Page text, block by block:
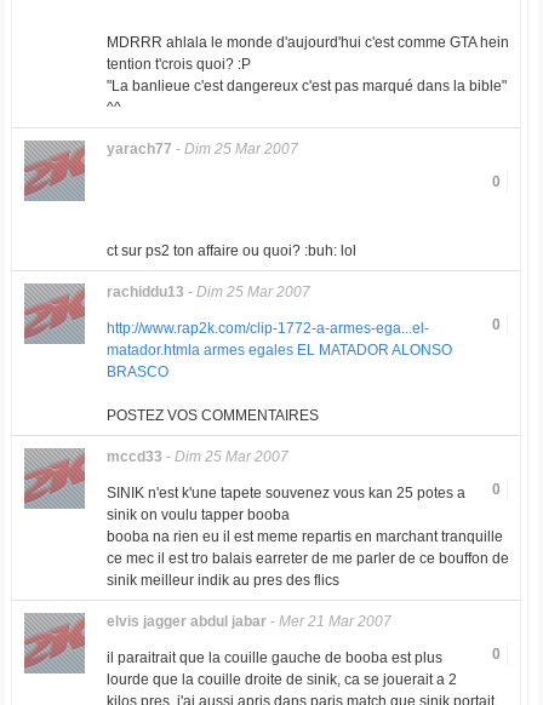
MDRRR ahlala le monde d'aujourd'hui c'est comme GTA hein
tention t'crois quoi? :P
"La banlieue c'est dangereux c'est pas marqué dans la bible"
^^
yarach77 - Dim 25 Mar 2007
0
ct sur ps2 ton affaire ou quoi? :buh: lol
rachiddu13 - Dim 25 Mar 2007
0
http://www.rap2k.com/clip-1772-a-armes-ega...el-
matador.html a armes egales EL MATADOR ALONSO
BRASCO
POSTEZ VOS COMMENTAIRES
mccd33 - Dim 25 Mar 2007
0
SINIK n'est k'une tapete souvenez vous kan 25 potes a
sinik on voulu tapper booba
booba na rien eu il est meme repartis en marchant tranquille
ce mec il est tro balais earreter de me parler de ce bouffon de
sinik meilleur indik au pres des flics
elvis jagger abdul jabar- Mer 21 Mar 2007
0
il paraitrait que la couille gauche de booba est plus
lourde que la couille droite de sinik, ca se jouerait a 2
kilos pres, j'ai aussi apris dans paris match que sinik portait